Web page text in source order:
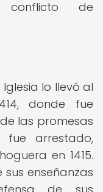
conflicto de
lo llevó al
donde fue
las promesas
fue arrestado,
en 1415.
enseñanzas